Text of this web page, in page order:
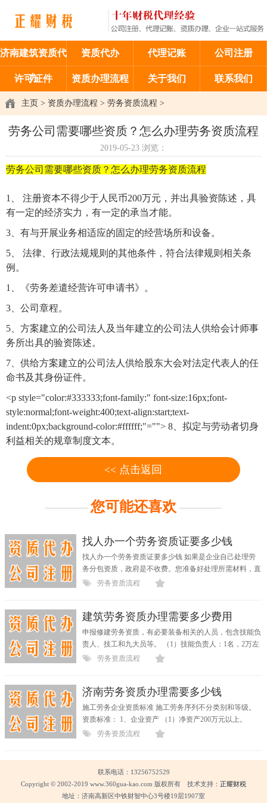
济南建筑资质代
办
资质代办 代理记账 公司注册
许可证件 资质办理流程 关于我们 联系我们
主页 > 资质办理流程 > 劳务资质流程 >
劳务公司需要哪些资质？怎么办理劳务资质流程
2019-05-23 浏览：
劳务公司需要哪些资质？怎么办理劳务资质流程
1、 注册资本不得少于人民币200万元，并出具验资陈述 ，具
有一定的经济实力，有一定的承当才能。
3、有与开展业务相适应的固定的经营场所和设备。
5、 法律、行政法规规则的其他条件，符合法律规则相关条
例。
1、《劳务差遣经营许可申请书》。
3、 公司章程。
5、方案建立的公司法人及当年建立的公司法人供给会计师事
务所出具的验资陈述。
7、供给方案建立的公司法人供给股东大会对法定代表人的任
命书及其身份证件。
<p style="color:#333333;font-family:" font-size:16px;font-
style:normal;font-weight:400;text-align:start;text-
indent:0px;background-color:#ffffff;"=""> 8、拟定与劳动者切身
利益相关的规章制度文本。
<< 点击返回
您可能还喜欢
找人办一个劳务资质证要多少钱
找人办一个劳务资质证要多少钱 如果是企业自己处理劳
务分包资质，政府是不收费。您准备好处理所需材料，直
接去...劳务资质流程
建筑劳务资质办理需要多少费用
申报修建劳务资质，有必要装备相关的人员，包含技能负
责人、技工和九大员等。 （1）技能负责人：1名，2万左
右。...劳务资质流程
济南劳务资质办理需要多少钱
施工劳务企业资质标准 施工劳务序列不分类别和等级。
资质标准： 1、企业资产 （1）净资产200万元以上。
（2）具有...
劳务资质流程
联系电话：13256752529
Copyright © 2002-2019 www.360gua-kao.com 版权所有 技术支持： 正耀财税
地址：济南高新区中铁财智中心3号楼19层1907室